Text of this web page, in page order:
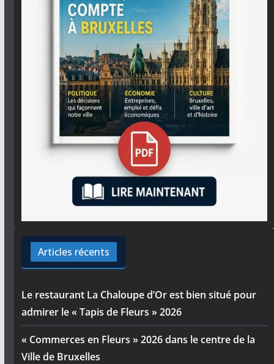
Articles récents
Le restaurant La Chaloupe d’Or est bien situé pour
admirer le « Tapis de Fleurs » 2026
« Commerces en Fleurs » 2026 dans le centre de la
Ville de Bruxelles